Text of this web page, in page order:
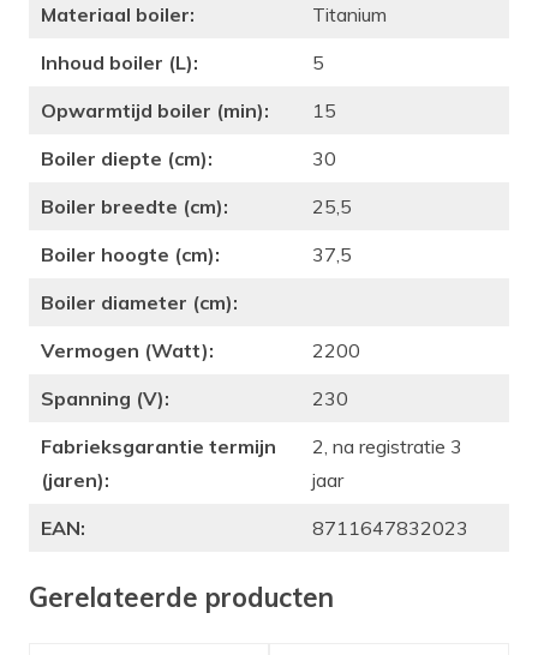
Materiaal boiler:
Titanium
Inhoud boiler (L):
5
Opwarmtijd boiler (min):
15
Boiler diepte (cm):
30
Boiler breedte (cm):
25,5
Boiler hoogte (cm):
37,5
Boiler diameter (cm):
Vermogen (Watt):
2200
Spanning (V):
230
Fabrieksgarantie termijn
(jaren):
2, na registratie 3
jaar
EAN:
8711647832023
Gerelateerde producten